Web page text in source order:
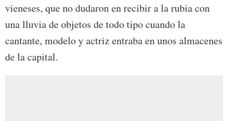
vieneses, que no dudaron en recibir a la rubia con
una lluvia de objetos de todo tipo cuando la
cantante, modelo y actriz entraba en unos almacenes
de la capital.